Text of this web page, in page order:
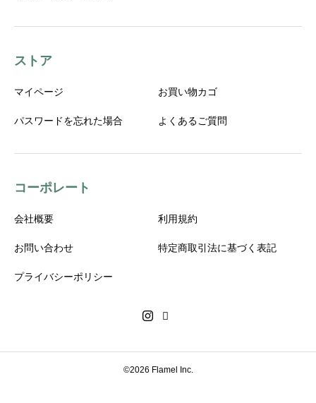
ストア
マイページ お買い物カゴ
パスワードを忘れた場合 よくあるご質問
コーポレート
会社概要 利用規約
お問い合わせ 特定商取引法に基づく表記
プライバシーポリシー
©2026 Flamel Inc.